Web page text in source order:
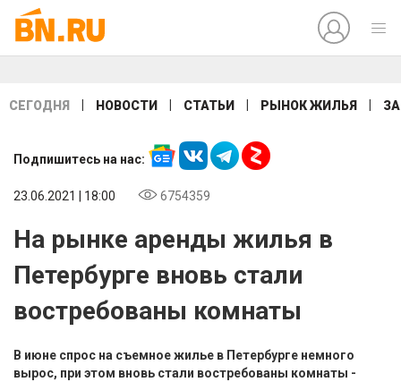
СЕГОДНЯ НОВОСТИ СТАТЬИ РЫНОК ЖИЛЬЯ
Подпишитесь на нас:
23.06.2021 | 18:00 6754359
На рынке аренды жилья в
Петербурге вновь стали
востребованы комнаты
В июне спрос на съемное жилье в Петербурге немного
вырос, при этом вновь стали востребованы комнаты -